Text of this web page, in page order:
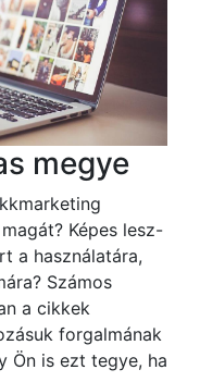
megye
Képes lesz-
a használatára,
Számos
a cikkek
forgalmának
Ön is ezt tegye, ha